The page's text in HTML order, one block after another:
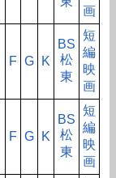
画
F G K
BS
松
東
短
編
映
画
F G K
BS
松
東
短
編
映
画